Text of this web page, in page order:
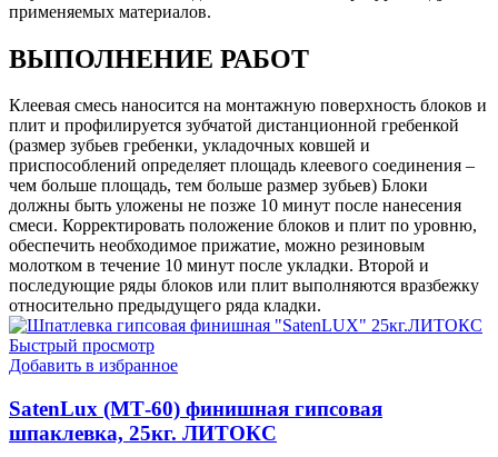
применяемых материалов.
ВЫПОЛНЕНИЕ РАБОТ
Клеевая смесь наносится на монтажную поверхность блоков и
плит и профилируется зубчатой дистанционной гребенкой
(размер зубьев гребенки, укладочных ковшей и
приспособлений определяет площадь клеевого соединения –
чем больше площадь, тем больше размер зубьев) Блоки
должны быть уложены не позже 10 минут после нанесения
смеси. Корректировать положение блоков и плит по уровню,
обеспечить необходимое прижатие, можно резиновым
молотком в течение 10 минут после укладки. Второй и
последующие ряды блоков или плит выполняются вразбежку
относительно предыдущего ряда кладки.
Быстрый просмотр
Добавить в избранное
SatenLux (МТ-60) финишная гипсовая
шпаклевка, 25кг. ЛИТОКС